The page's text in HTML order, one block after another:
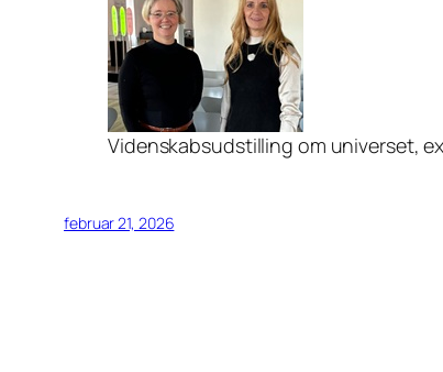
Videnskabsudstilling om universet,
februar 21, 2026